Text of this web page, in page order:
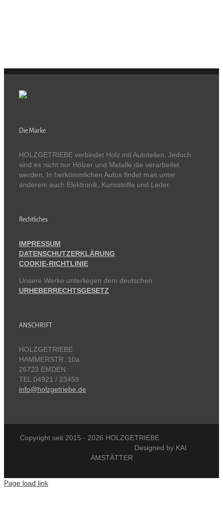
Die Marke
HOLZGETRIEBE verbindet Holz mit Autoteilen. Jedoch
sind es nicht nur Hölzer und Metalle die verarbeitet
werden. In herkömmlichen Autos findet man unter
anderem auch Elektronik, Kunsstoffe und Leder.
Rechtliches
IMPRESSUM
DATENSCHUTZERKLÄRUNG
COOKIE-RICHTLINIE
Unsere Werke unterliegen dem deutschen
URHEBERRECHTSGESETZ
ANSCHRIFT
HOLZGETRIEBE
HAMMERSTR. 10a
26723 EMDEN
TEL 04921 / 23459
info@holzgetriebe.de
Copyright seit 2015 - 2026 HOLZGETRIEBE
Designed by KAI
AMSTÄTTER
Page load link